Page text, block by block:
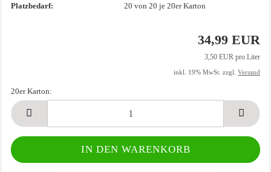
Platzbedarf:
20 von 20 je 20er Karton
34,99 EUR
3,50 EUR pro Liter
inkl. 19% MwSt. zzgl. Versand
20er Karton:
20er
Karton